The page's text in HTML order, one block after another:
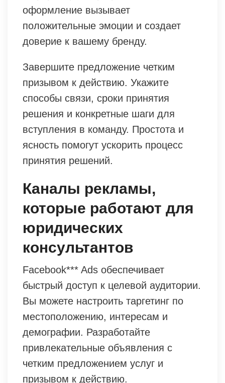
оформление вызывает
положительные эмоции и создает
доверие к вашему бренду.
Завершите предложение четким
призывом к действию. Укажите
способы связи, сроки принятия
решения и конкретные шаги для
вступления в команду. Простота и
ясность помогут ускорить процесс
принятия решений.
Каналы рекламы,
которые работают для
юридических
консультантов
Facebook*** Ads обеспечивает
быстрый доступ к целевой аудитории.
Вы можете настроить таргетинг по
местоположению, интересам и
демографии. Разработайте
привлекательные объявления с
четким предложением услуг и
призывом к действию.